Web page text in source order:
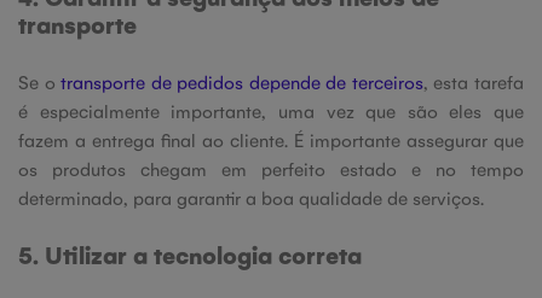
transporte
Se o transporte de pedidos depende de terceiros, esta tarefa
é especialmente importante, uma vez que são eles que
fazem a entrega final ao cliente. É importante assegurar que
os produtos chegam em perfeito estado e no tempo
determinado, para garantir a boa qualidade de serviços.
5. Utilizar a tecnologia correta